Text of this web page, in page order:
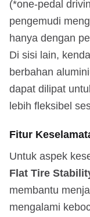
(*one-pedal
pengemudi
hanya dengan
Di sisi lain,
berbahan
dapat dilipat
lebih fleksibel
Fitur
Untuk aspek
Flat Tire
membantu
mengalami